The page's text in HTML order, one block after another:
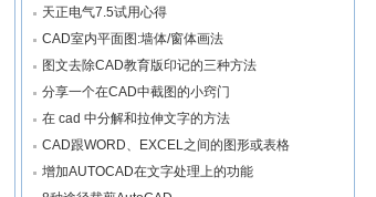
天正电气7.5试用心得
CAD室内平面图:墙体/窗体画法
图文去除CAD教育版印记的三种方法
分享一个在CAD中截图的小窍门
在 cad 中分解和拉伸文字的方法
CAD跟WORD、EXCEL之间的图形或表格
增加AUTOCAD在文字处理上的功能